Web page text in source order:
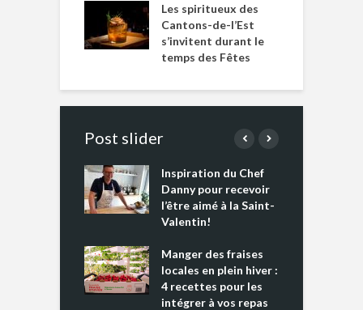
Les spiritueux des
Cantons-de-l’Est
s’invitent durant le
temps des Fêtes
Post slider
Inspiration du Chef
Danny pour recevoir
l’être aimé à la Saint-
Valentin!
Manger des fraises
locales en plein hiver :
4 recettes pour les
intégrer à vos repas